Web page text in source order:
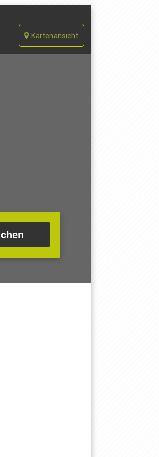
Kartenansicht